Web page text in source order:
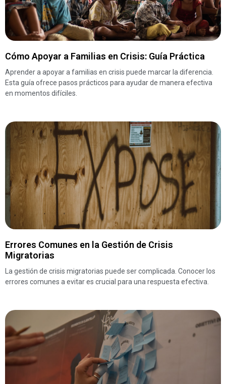
Cómo Apoyar a Familias en Crisis: Guía Práctica
Aprender a apoyar a familias en crisis puede marcar la diferencia.
Esta guía ofrece pasos prácticos para ayudar de manera efectiva
en momentos difíciles.
Errores Comunes en la Gestión de Crisis
Migratorias
La gestión de crisis migratorias puede ser complicada. Conocer los
errores comunes a evitar es crucial para una respuesta efectiva.